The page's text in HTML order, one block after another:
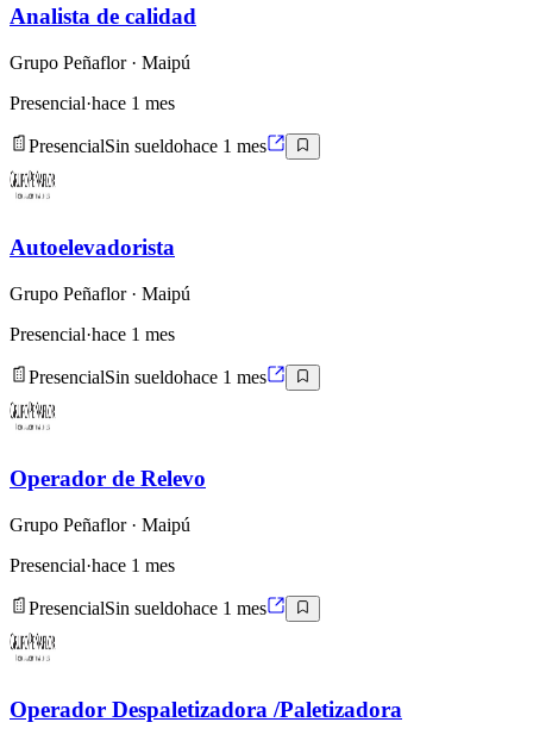
Analista de calidad
Grupo Peñaflor· Maipú
Presencial·hace 1 mes
PresencialSin sueldohace 1 mes
Autoelevadorista
Grupo Peñaflor· Maipú
Presencial·hace 1 mes
PresencialSin sueldohace 1 mes
Operador de Relevo
Grupo Peñaflor· Maipú
Presencial·hace 1 mes
PresencialSin sueldohace 1 mes
Operador Despaletizadora /Paletizadora